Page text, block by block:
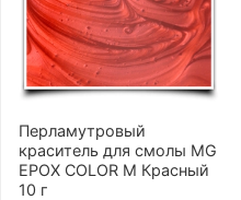
Перламутровый
краситель для смолы MG
EPOX COLOR M Красный
10 г